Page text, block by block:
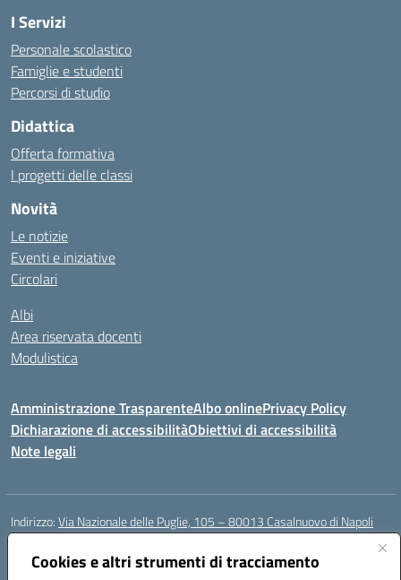
Cookies e altri strumenti di tracciamento
I Servizi
Personale scolastico
Famiglie e studenti
Percorsi di studio
Didattica
Offerta formativa
I progetti delle classi
Novità
Le notizie
Eventi e iniziative
Circolari
Albi
Area riservata docenti
Modulistica
Amministrazione TrasparenteAlbo onlinePrivacy Policy
Dichiarazione di accessibilitàObiettivi di accessibilità
Note legali
Indirizzo:Via Nazionale delle Puglie, 105 – 80013 Casalnuovo di Napoli
Centralino:
Email:naee32300a@istruzione.it